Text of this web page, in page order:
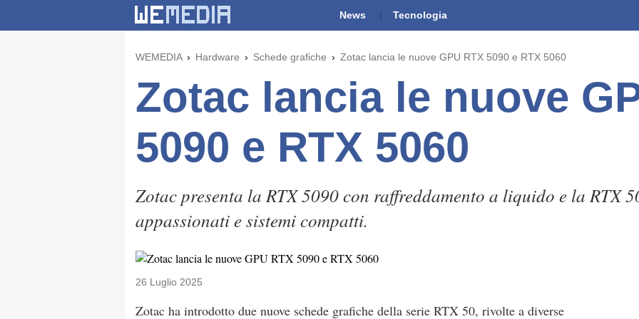
News Tecnologia
WEMEDIA Hardware Schede grafiche Zotac lancia le nuove GPU RTX 5090 e RTX 5060
Zotac lancia le nuove
5090 e RTX 5060
Zotac presenta la RTX 5090 con raffreddamento a liquido e la RTX
appassionati e sistemi compatti.
26 Luglio 2025
Zotac ha introdotto due nuove schede grafiche della serie RTX 50, rivolte a diverse